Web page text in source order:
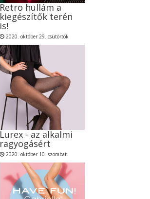
Retro hullám a
kiegészítők terén
is!
2020. október 29. csütörtök
Lurex - az alkalmi
ragyogásért
2020. október 10. szombat